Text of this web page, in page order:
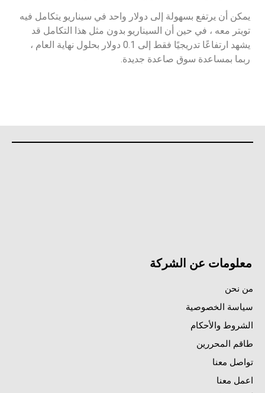
يمكن أن يرتفع بسهولة إلى دولار واحد في سيناريو يتكامل فيه
تويتر معه ، في حين أن السيناريو بدون مثل هذا التكامل قد
يشهد ارتفاعًا تدريجيًا فقط إلى 0.1 دولار بحلول نهاية العام ،
ربما بمساعدة سوق صاعدة جديدة.
معلومات عن الشركة
من نحن
سياسة الخصوصية
الشروط والأحكام
طاقم المحررين
تواصل معنا
اعمل معنا